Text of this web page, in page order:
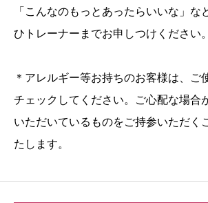
「こんなのもっとあったらいいな」な
ひトレーナーまでお申しつけください。
＊アレルギー等お持ちのお客様は、ご
チェックしてください。ご心配な場合
いただいているものをご持参いただく
たします。